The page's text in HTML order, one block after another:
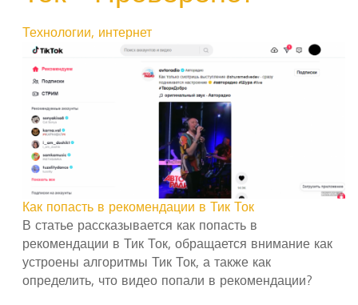
Технологии, интернет
Как попасть в рекомендации в Тик Ток
В статье рассказывается как попасть в
рекомендации в Тик Ток, обращается внимание как
устроены алгоритмы Тик Ток, а также как
определить, что видео попали в рекомендации?